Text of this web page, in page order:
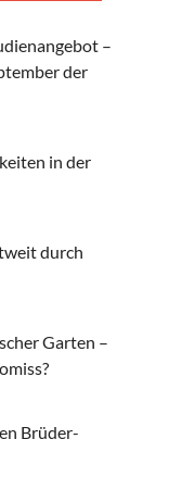
–
der
in der
durch
Garten –
Brüder-